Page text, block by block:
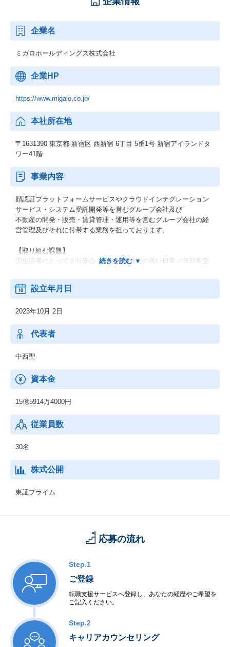
企業名
ミガロホールディングス株式会社
企業HP
https://www.migalo.co.jp/
本社所在地
〒1631390 東京都 新宿区 西新宿 6丁目 5番1号 新宿アイランドタ
ワー41階
事業内容
顔認証プラットフォームサービスやクラウドインテグレーション
サービス・システム受託開発等を営むグループ会社及び
不動産の開発・販売・賃貸管理・運用等を営むグループ会社の経
営管理及びそれに付帯する業務を担っております。
【取り組む課題】
①生活者にとってより安心・安全・利便性の高い日常／非日常空
②各業界におけるリーディングカンパニーが抱えるDX課題の解消
設立年月日
2023年10月 2日
代表者
中西聖
資本金
15億5914万4000円
従業員数
30名
株式公開
東証プライム
応募の流れ
Step.1
ご登録
転職支援サービスへ登録し、あなたの経歴やご希望を
ご記入ください。
Step.2
キャリアカウンセリング